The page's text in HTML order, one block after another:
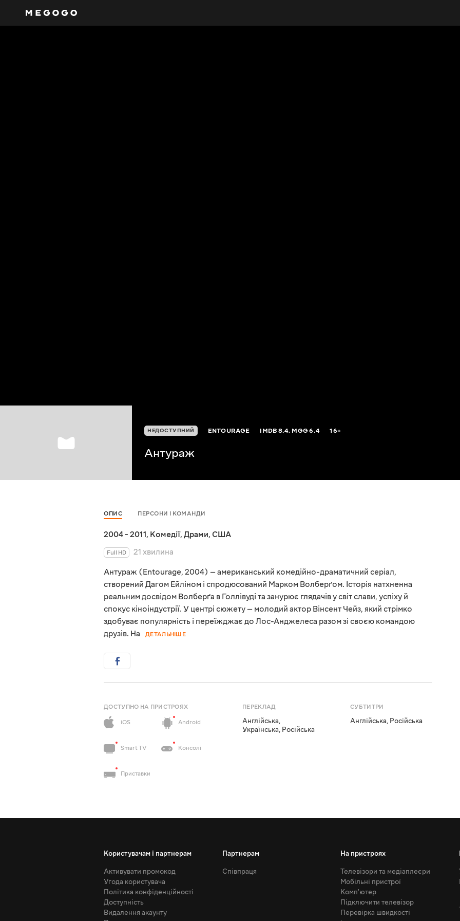
НЕДОСТУПНИЙ ENTOURAGE IMDB8.4, MGG6.4 16+
Антураж
ОПИС ПЕРСОНИ І КОМАНДИ
2004 - 2011, Комедії, Драми, США
Full HD
21 хвилина
Антураж (Entourage, 2004) — американський комедійно-драматичний серіал,
створений Дагом Ейліном і спродюсований Марком Волберґом. Історія натхненна
реальним досвідом Волберґа в Голлівуді та занурює глядачів у світ слави, успіху й
спокус кіноіндустрії. У центрі сюжету — молодий актор Вінсент Чейз, який стрімко
здобуває популярність і переїжджає до Лос-Анджелеса разом зі своєю командою
друзів. На
ДЕТАЛЬНІШЕ
ДОСТУПНО НА ПРИСТРОЯХ
iOS
Android
Smart TV Консолі
Приставки
ПЕРЕКЛАД
Англійська,
Українська, Російська
СУБТИТРИ
Англійська, Російська
Користувачам і партнерам
Активувати промокод
Угода користувача
Політика конфіденційності
Доступність
Видалення акаунту
Партнерам
Співпраця
На пристроях
Телевізори та медіаплеєри
Мобільні пристрої
Комп'ютер
Підключити телевізор
Перевірка швидкості